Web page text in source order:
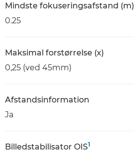
Mindste fokuseringsafstand (m)
0.25
Maksimal forstørrelse (x)
0,25 (ved 45mm)
Afstandsinformation
Ja
Billedstabilisator OIS1